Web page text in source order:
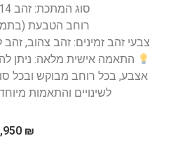
סוג המתכת: זהב 14 קראט (14K).
רוחב הטבעת (בתמונה):
צבעי זהב זמינים: זהב צהוב, זהב
התאמה אישית מלאה: ניתן
אצבע, בכל רוחב מבוקש ובכל
לשינויים והתאמות
₪